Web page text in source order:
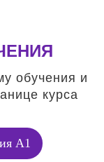
обучения и
курса
А1